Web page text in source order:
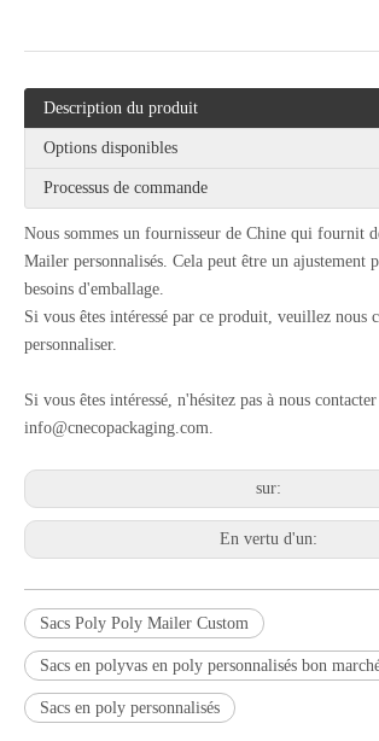
Description du produit
Options disponibles
Processus de commande
Nous sommes un fournisseur de Chine qui fournit
Mailer personnalisés. Cela peut être un ajustement
besoins d'emballage.
Si vous êtes intéressé par ce produit, veuillez nous
personnaliser.
Si vous êtes intéressé, n'hésitez pas à nous
info@cnecopackaging.com.
sur:
En vertu d'un:
Sacs Poly Poly Mailer Custom
Sacs en polyvas en poly personnalisés bon
Sacs en poly personnalisés